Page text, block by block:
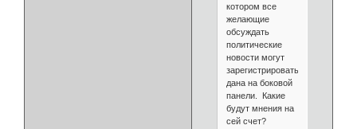
котором все
желающие
обсуждать
политические
новости могут
зарегистрироваться...Ссылка
дана на боковой
панели. Какие
будут мнения на
сей счет?